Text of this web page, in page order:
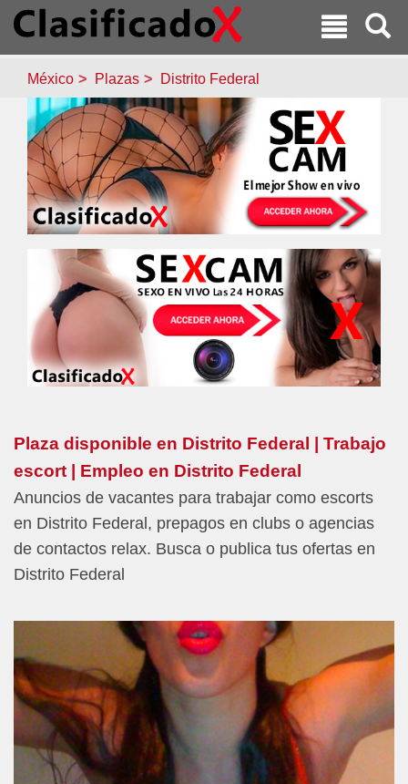
México Plazas Distrito Federal
Plaza disponible en Distrito Federal | Trabajo
escort | Empleo en Distrito Federal
Anuncios de vacantes para trabajar como escorts
en Distrito Federal, prepagos en clubs o agencias
de contactos relax. Busca o publica tus ofertas en
Distrito Federal